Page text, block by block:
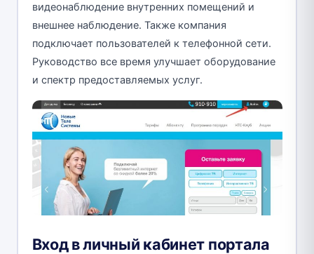
видеонаблюдение внутренних помещений и
внешнее наблюдение. Также компания
подключает пользователей к телефонной сети.
Руководство все время улучшает оборудование
и спектр предоставляемых услуг.
Вход в личный кабинет портала